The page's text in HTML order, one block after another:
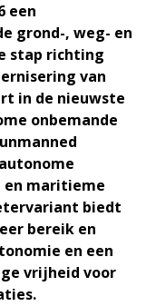
een
grond-, weg- en
stap richting
van
in de nieuwste
onbemande
en maritieme
biedt
bereik en
en een
vrijheid voor